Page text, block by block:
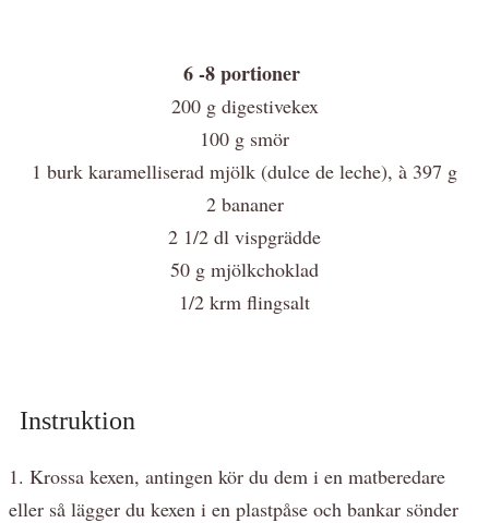
6 -8 portioner
200 g digestivekex
100 g smör
1 burk karamelliserad mjölk (dulce de leche), à 397 g
2 bananer
2 1/2 dl vispgrädde
50 g mjölkchoklad
1/2 krm flingsalt
Instruktion
1. Krossa kexen, antingen kör du dem i en matberedare
eller så lägger du kexen i en plastpåse och bankar sönder